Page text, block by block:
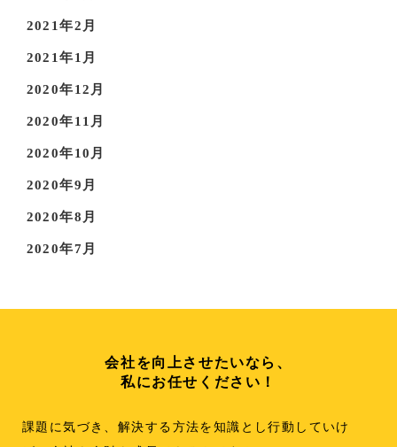
2021年2月
2021年1月
2020年12月
2020年11月
2020年10月
2020年9月
2020年8月
2020年7月
会社を向上させたいなら、
私にお任せください！
課題に気づき、解決する方法を知識とし行動していけ